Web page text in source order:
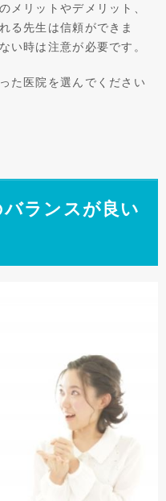
メリットやデメリット、
る先生は信頼ができま
い時は注意が必要です。
た医院を選んでください
ランスが良い